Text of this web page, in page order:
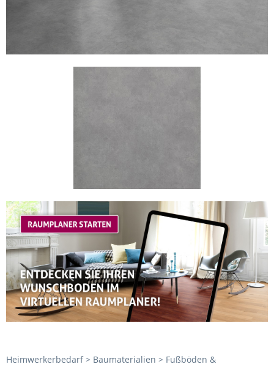
Heimwerkerbedarf > Baumaterialien > Fußböden &